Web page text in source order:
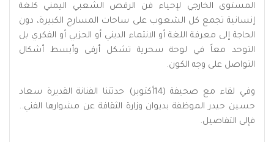
المستوى الخارجي لإحياء فن الرقص الشعبي اليمني كلغة
إنسانية تجمع كل الشعوب على ساحات المسارح الكبيرة، دون
الحاجة إلى معرفة اللغة أو الانتماء الديني أو الحزبي أو الفكري بل
التوحد معاً في لوحة سحرية تشكل أرقى وأبسط أشكال
التواصل على وجه الكون.
وفي لقاء مع صحيفة (14أكتوبر) حدثتنا الفنانة القديرة سعاد
حسين حيدر الموظفة بديوان وزارة الثقافة عن مشوارها الفني..
فإلى التفاصيل.